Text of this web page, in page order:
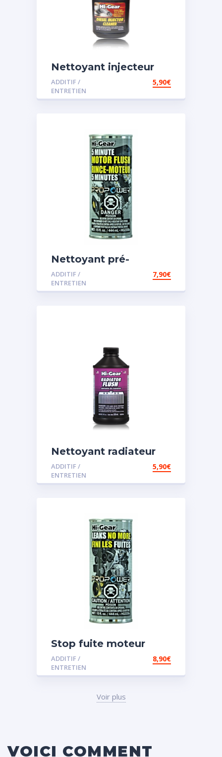
Nettoyant injecteur
diesel
ADDITIF /
ENTRETIEN
5,90€
Nettoyant pré-
vidange
ADDITIF /
ENTRETIEN
7,90€
Nettoyant radiateur
ADDITIF /
ENTRETIEN
5,90€
Stop fuite moteur
ADDITIF /
ENTRETIEN
8,90€
Voir plus
VOICI COMMENT